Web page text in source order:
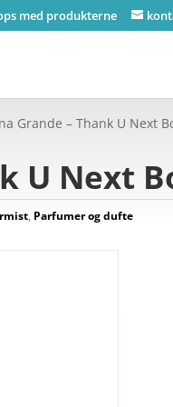
med produkterne
Grande – Thank U Next
U Next
, Parfumer og dufte